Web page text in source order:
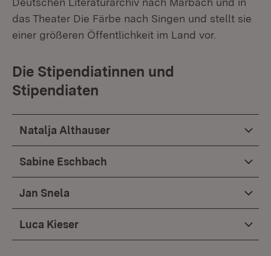
das Theater Die Färbe nach Singen und stellt sie
einer größeren Öffentlichkeit im Land vor.
Die Stipendiatinnen und
Stipendiaten
Natalja Althauser
Sabine Eschbach
Jan Snela
Luca Kieser